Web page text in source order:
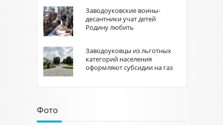
Заводоуковские воины-
десантники учат детей
Родину любить
Заводоуковцы из льготных
категорий населения
оформляют субсидии на газ
Фото